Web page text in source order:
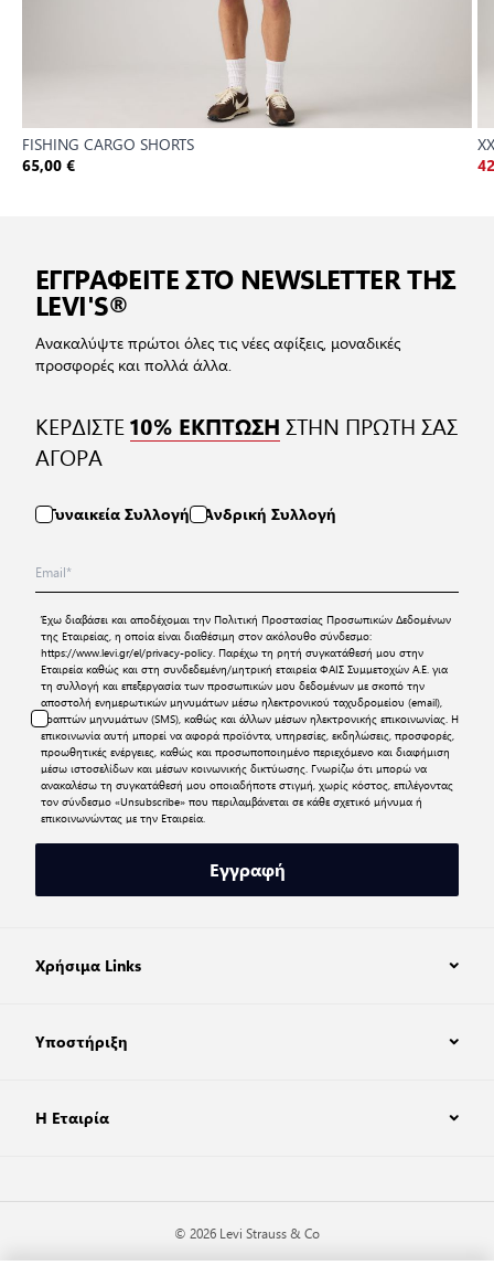
FISHING CARGO SHORTS
65,00 €
ΕΓΓΡΑΦΕΙΤΕ ΣΤΟ NEWSLETTER ΤΗΣ
LEVI'S®
Ανακαλύψτε πρώτοι όλες τις νέες αφίξεις, μοναδικές
προσφορές και πολλά άλλα.
ΚΕΡΔΙΣΤΕ10% ΕΚΠΤΩΣΗ ΣΤΗΝ ΠΡΩΤΗ ΣΑΣ
ΑΓΟΡΑ
Γυναικεία Συλλογή Ανδρική Συλλογή
Έχω διαβάσει και αποδέχομαι την Πολιτική Προστασίας Προσωπικών Δεδομένων
της Εταιρείας, η οποία είναι διαθέσιμη στον ακόλουθο σύνδεσμο:
https://www.levi.gr/el/privacy-policy. Παρέχω τη ρητή συγκατάθεσή μου στην
Εταιρεία καθώς και στη συνδεδεμένη/μητρική εταιρεία ΦΑΙΣ Συμμετοχών Α.Ε. για
τη συλλογή και επεξεργασία των προσωπικών μου δεδομένων με σκοπό την
αποστολή ενημερωτικών μηνυμάτων μέσω ηλεκτρονικού ταχυδρομείου (email),
γραπτών μηνυμάτων (SMS), καθώς και άλλων μέσων ηλεκτρονικής επικοινωνίας. Η
επικοινωνία αυτή μπορεί να αφορά προϊόντα, υπηρεσίες, εκδηλώσεις, προσφορές,
προωθητικές ενέργειες, καθώς και προσωποποιημένο περιεχόμενο και διαφήμιση
μέσω ιστοσελίδων και μέσων κοινωνικής δικτύωσης. Γνωρίζω ότι μπορώ να
ανακαλέσω τη συγκατάθεσή μου οποιαδήποτε στιγμή, χωρίς κόστος, επιλέγοντας
τον σύνδεσμο «Unsubscribe» που περιλαμβάνεται σε κάθε σχετικό μήνυμα ή
επικοινωνώντας με την Εταιρεία.
Εγγραφή
Χρήσιμα Links
Υποστήριξη
Η Εταιρία
© 2026 Levi Strauss & Co